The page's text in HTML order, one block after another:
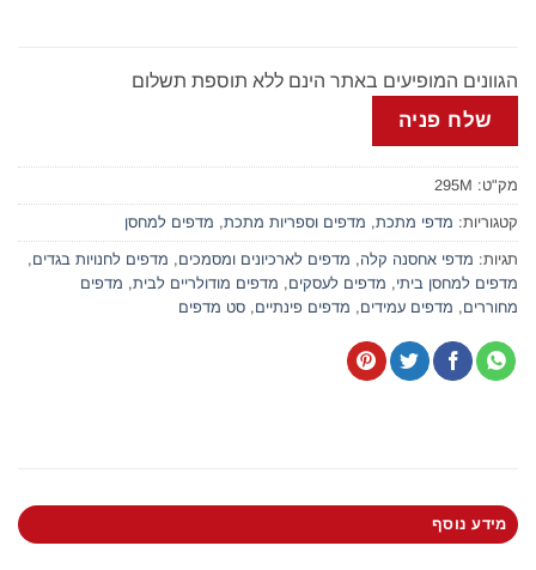
הגוונים המופיעים באתר הינם ללא תוספת תשלום
שלח פניה
מק"ט: 295M
קטגוריות: מדפי מתכת, מדפים וספריות מתכת, מדפים למחסן
תגיות: מדפי אחסנה קלה, מדפים לארכיונים ומסמכים, מדפים לחנויות בגדים,
מדפים למחסן ביתי, מדפים לעסקים, מדפים מודולריים לבית, מדפים
מחוררים, מדפים עמידים, מדפים פינתיים, סט מדפים
מידע נוסף